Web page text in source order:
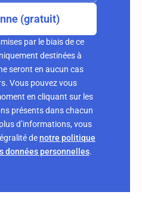
(gratuit)
par le biais de ce
destinées à
seront en aucun cas
Vous pouvez vous
en cliquant sur les
présents dans chacun
d’informations, vous
denotre politique
données personnelles.